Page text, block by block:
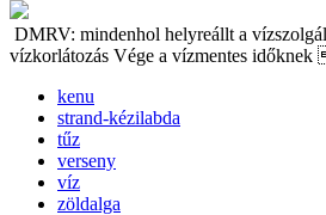
DMRV: mindenhol helyreállt a
vízkorlátozás Vége a vízmentes
kenu
strand-kézilabda
tűz
verseny
víz
zöldalga